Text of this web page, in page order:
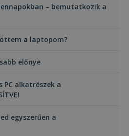
– bemutatkozik a
a laptopom?
előnye
PC alkatrészek a
egyszerűen a